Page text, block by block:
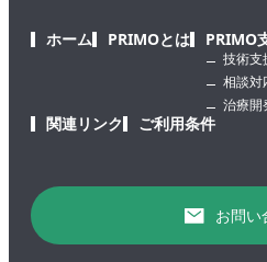
ホーム PRIMOとは PRIMO
技術支
相談対
治療開
関連リンク ご利用条件
お問い